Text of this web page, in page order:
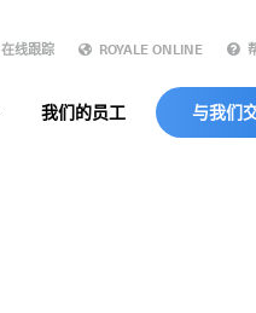
在线跟踪 ROYALE ONLINE
我们的员工 与我们